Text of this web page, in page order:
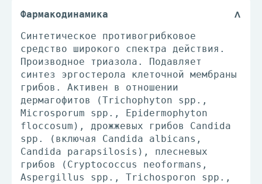
Фармакодинамика
Синтетическое противогрибковое
средство широкого спектра действия.
Производное триазола. Подавляет
синтез эргостерола клеточной мембраны
грибов. Активен в отношении
дермагофитов (Trichophyton spp.,
Microsporum spp., Epidermophyton
floccosum), дрожжевых грибов Candida
spp. (включая Candida albicans,
Candida parapsilosis), плесневых
грибов (Cryptococcus neoformans,
Aspergillus spp., Trichosporon spp.,